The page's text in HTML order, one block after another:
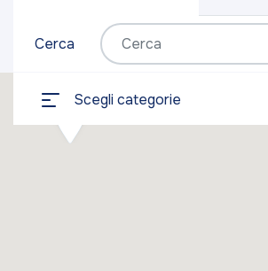
Scegli categorie
Cerca